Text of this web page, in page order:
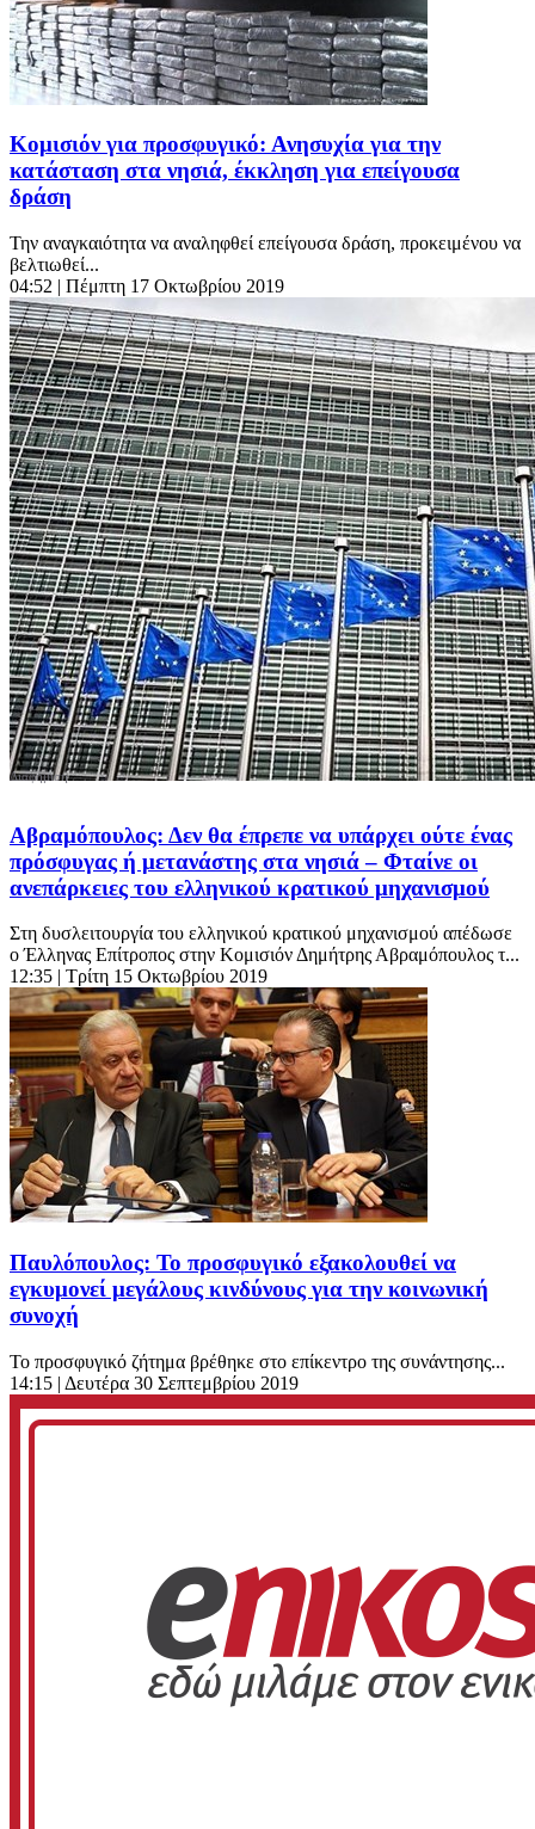
Κομισιόν για προσφυγικό: Ανησυχία για την
κατάσταση στα νησιά, έκκληση για επείγουσα
δράση
Την αναγκαιότητα να αναληφθεί επείγουσα δράση, προκειμένου να
βελτιωθεί...
04:52 | Πέμπτη 17 Οκτωβρίου 2019
Αβραμόπουλος: Δεν θα έπρεπε να υπάρχει ούτε ένας
πρόσφυγας ή μετανάστης στα νησιά – Φταίνε οι
ανεπάρκειες του ελληνικού κρατικού μηχανισμού
Στη δυσλειτουργία του ελληνικού κρατικού μηχανισμού απέδωσε
ο Έλληνας Επίτροπος στην Κομισιόν Δημήτρης Αβραμόπουλος τ...
12:35 | Τρίτη 15 Οκτωβρίου 2019
Παυλόπουλος: Το προσφυγικό εξακολουθεί να
εγκυμονεί μεγάλους κινδύνους για την κοινωνική
συνοχή
Το προσφυγικό ζήτημα βρέθηκε στο επίκεντρο της συνάντησης...
14:15 | Δευτέρα 30 Σεπτεμβρίου 2019